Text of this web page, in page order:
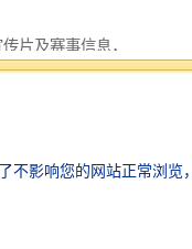
片及赛事信息，
件，如温度、湿
适度。
大地提升场馆的